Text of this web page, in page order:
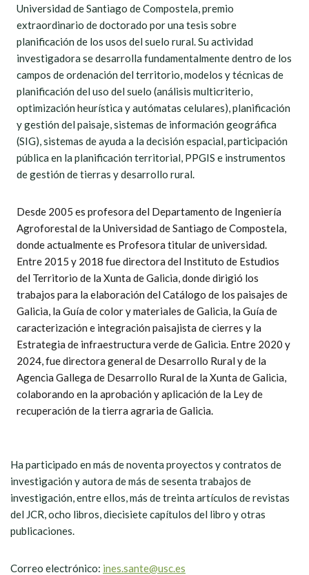
Universidad de Santiago de Compostela, premio
extraordinario de doctorado por una tesis sobre
planificación de los usos del suelo rural. Su actividad
investigadora se desarrolla fundamentalmente dentro de los
campos de ordenación del territorio, modelos y técnicas de
planificación del uso del suelo (análisis multicriterio,
optimización heurística y autómatas celulares), planificación
y gestión del paisaje, sistemas de información geográfica
(SIG), sistemas de ayuda a la decisión espacial, participación
pública en la planificación territorial, PPGIS e instrumentos
de gestión de tierras y desarrollo rural.
Desde 2005 es profesora del Departamento de Ingeniería
Agroforestal de la Universidad de Santiago de Compostela,
donde actualmente es Profesora titular de universidad.
Entre 2015 y 2018 fue directora del Instituto de Estudios
del Territorio de la Xunta de Galicia, donde dirigió los
trabajos para la elaboración del Catálogo de los paisajes de
Galicia, la Guía de color y materiales de Galicia, la Guía de
caracterización e integración paisajista de cierres y la
Estrategia de infraestructura verde de Galicia. Entre 2020 y
2024, fue directora general de Desarrollo Rural y de la
Agencia Gallega de Desarrollo Rural de la Xunta de Galicia,
colaborando en la aprobación y aplicación de la Ley de
recuperación de la tierra agraria de Galicia.
Ha participado en más de noventa proyectos y contratos de
investigación y autora de más de sesenta trabajos de
investigación, entre ellos, más de treinta artículos de revistas
del JCR, ocho libros, diecisiete capítulos del libro y otras
publicaciones.
Correo electrónico: ines.sante@usc.es